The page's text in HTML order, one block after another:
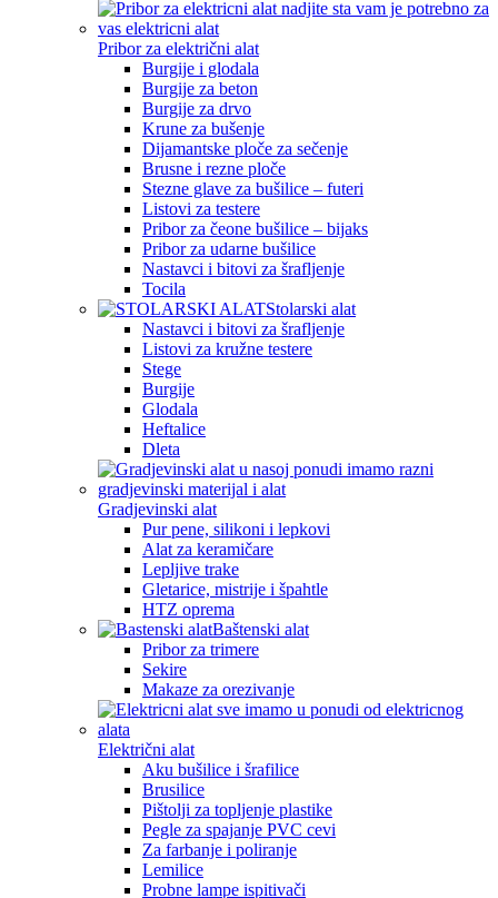
Pribor za električni alat
Burgije i glodala
Burgije za beton
Burgije za drvo
Krune za bušenje
Dijamantske ploče za sečenje
Brusne i rezne ploče
Stezne glave za bušilice – futeri
Listovi za testere
Pribor za čeone bušilice – bijaks
Pribor za udarne bušilice
Nastavci i bitovi za šrafljenje
Tocila
Stolarski alat
Nastavci i bitovi za šrafljenje
Listovi za kružne testere
Stege
Burgije
Glodala
Heftalice
Dleta
Gradjevinski alat
Pur pene, silikoni i lepkovi
Alat za keramičare
Lepljive trake
Gletarice, mistrije i špahtle
HTZ oprema
Baštenski alat
Pribor za trimere
Sekire
Makaze za orezivanje
Električni alat
Aku bušilice i šrafilice
Brusilice
Pištolji za topljenje plastike
Pegle za spajanje PVC cevi
Za farbanje i poliranje
Lemilice
Probne lampe ispitivači